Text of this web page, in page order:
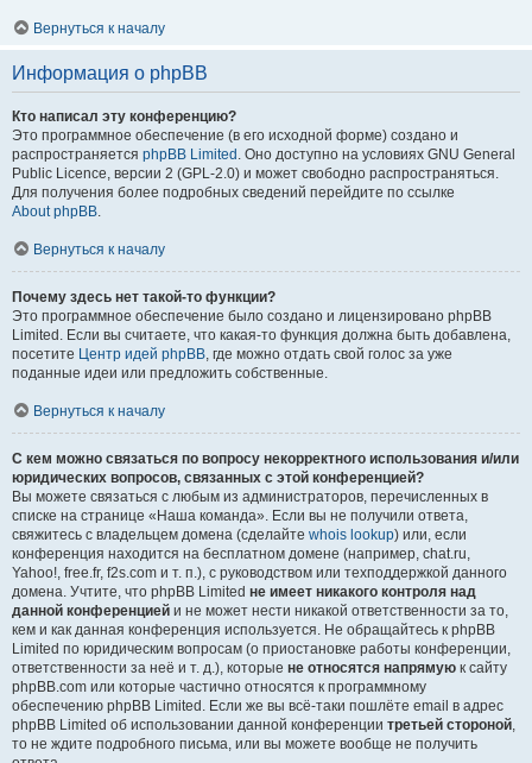
Вернуться к началу
Информация о phpBB
Кто написал эту конференцию?
Это программное обеспечение (в его исходной форме) создано и
распространяется phpBB Limited . Оно доступно на условиях GNU General
Public Licence, версии 2 (GPL-2.0) и может свободно распространяться.
Для получения более подробных сведений перейдите по ссылке
About phpBB.
Вернуться к началу
Почему здесь нет такой-то функции?
Это программное обеспечение было создано и лицензировано phpBB
Limited. Если вы считаете, что какая-то функция должна быть добавлена,
посетите Центр идей phpBB, где можно отдать свой голос за уже
поданные идеи или предложить собственные.
Вернуться к началу
С кем можно связаться по вопросу некорректного использования и/или
юридических вопросов, связанных с этой конференцией?
Вы можете связаться с любым из администраторов, перечисленных в
списке на странице «Наша команда». Если вы не получили ответа,
свяжитесь с владельцем домена (сделайте whois lookup) или, если
конференция находится на бесплатном домене (например, chat.ru,
Yahoo!, free.fr, f2s.com и т. п.), с руководством или техподдержкой данного
домена. Учтите, что phpBB Limited не имеет никакого контроля над
данной конференцией и не может нести никакой ответственности за то,
кем и как данная конференция используется. Не обращайтесь к phpBB
Limited по юридическим вопросам (о приостановке работы конференции,
ответственности за неё и т. д.), которые не относятся напрямую к сайту
phpBB.com или которые частично относятся к программному
обеспечению phpBB Limited. Если же вы всё-таки пошлёте email в адрес
phpBB Limited об использовании данной конференции третьей стороной,
то не ждите подробного письма, или вы можете вообще не получить